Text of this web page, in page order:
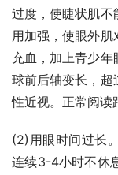
过度，使睫状肌不
用加强，使眼外
充血，加上青少
球前后轴变长，超
性近视。正常阅读
(2)用眼时间过长
连续3-4小时不休